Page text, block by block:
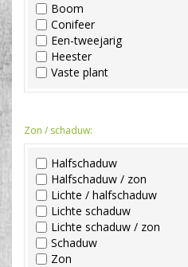
Boom
Conifeer
Een-tweejarig
Heester
Vaste plant
Zon / schaduw:
Halfschaduw
Halfschaduw / zon
Lichte / halfschaduw
Lichte schaduw
Lichte schaduw / zon
Schaduw
Zon